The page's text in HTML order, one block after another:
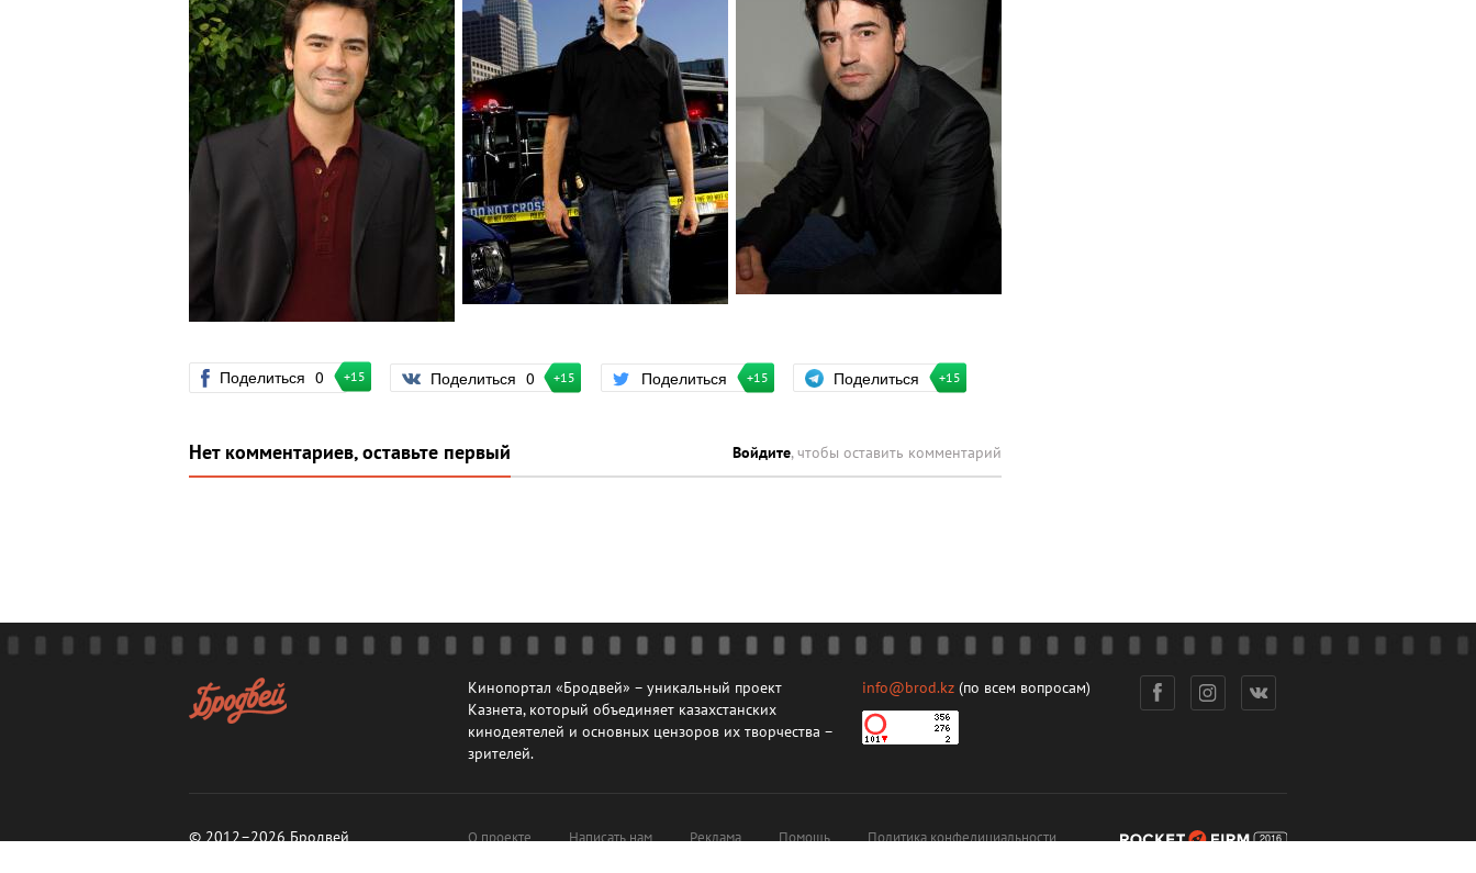
Поделиться 0 +15 Поделиться 0 +15 Поделиться +15 Поделиться +15
Нет комментариев, оставьте первый Войдите, чтобы оставить комментарий
Кинопортал «Бродвей» – уникальный проект
Казнета, который объединяет казахстанских
кинодеятелей и основных цензоров их творчества –
зрителей.
info@brod.kz (по всем вопросам)
© 2012–2026 Бродвей О проекте Написать нам Реклама Помощь Политика конфедициальности